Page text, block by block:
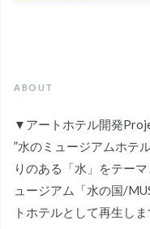
ABOUT
▼アートホテル開発
”水のミュージアムホテ
りのある「水」をテー
ュージアム「水の国/
トホテルとして再生しま